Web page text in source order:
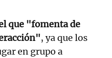
que "fomenta de
, ya que los
en grupo a